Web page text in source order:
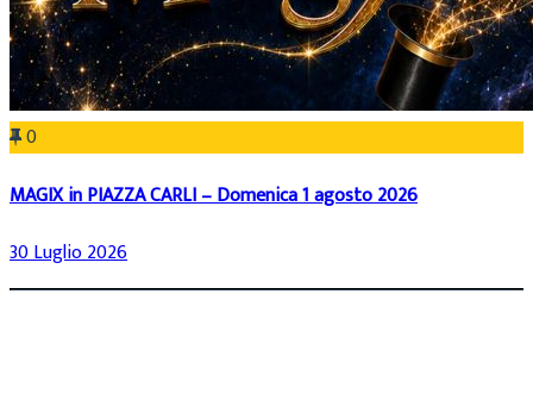
0
MAGIX in PIAZZA CARLI – Domenica 1 agosto 2026
30 Luglio 2026